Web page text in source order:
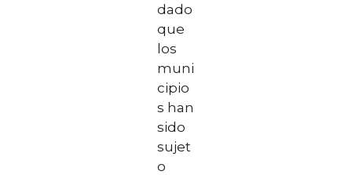
dado
que
los
muni
cipio
s han
sido
sujet
o